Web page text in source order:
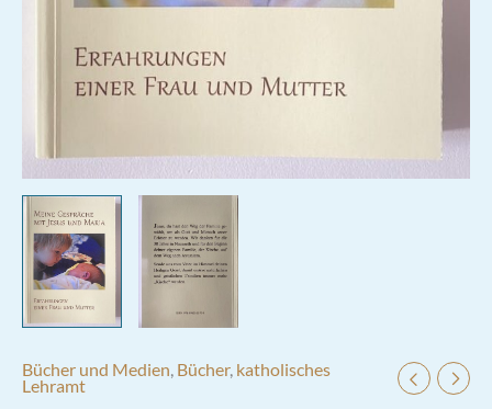
Bücher und Medien, Bücher, katholisches
Lehramt